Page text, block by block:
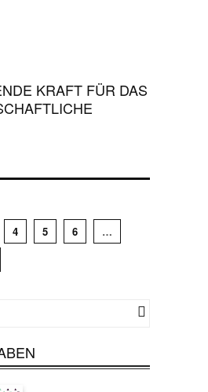
KRAFT FÜR DAS
4 5 6
…